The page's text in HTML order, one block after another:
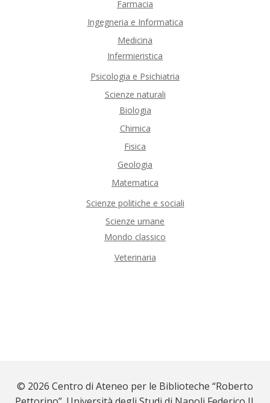
Farmacia
Ingegneria e Informatica
Medicina
Infermieristica
Psicologia e Psichiatria
Scienze naturali
Biologia
Chimica
Fisica
Geologia
Matematica
Scienze politiche e sociali
Scienze umane
Mondo classico
Veterinaria
© 2026 Centro di Ateneo per le Biblioteche “Roberto